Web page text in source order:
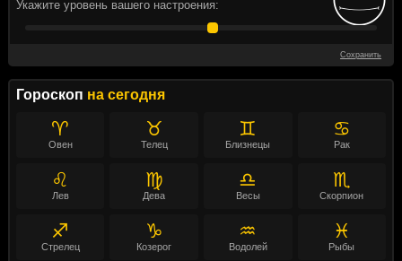
Укажите уровень вашего настроения:
Сохранить
Гороскоп на сегодня
♈
Овен
♉
Телец
♊
Близнецы
♋
Рак
♌
Лев
♍
Дева
♎
Весы
♏
Скорпион
♐
Стрелец
♑
Козерог
♒
Водолей
♓
Рыбы